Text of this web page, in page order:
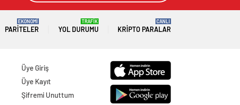
PARITELER
EKONOMİ
YOL DURUMU
TRAFİK
KRIPTO PARALAR
CANLI
Üye Giriş
Üye Kayıt
Şifremi Unuttum